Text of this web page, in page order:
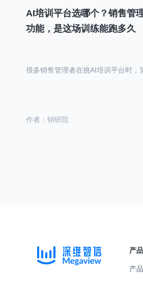
AI培训平台选哪个？销售管
功能，是这场训练能跑多久
作者：销研院
很多销售管理者在挑AI培训平台时，
产品
产